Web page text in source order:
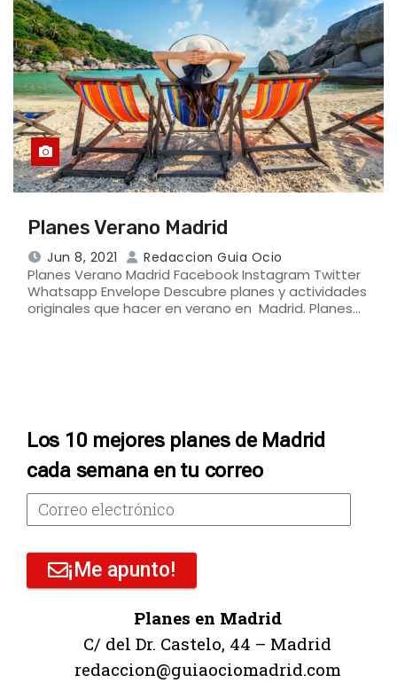
Planes Verano Madrid
Jun 8, 2021 Redaccion Guia Ocio
Planes Verano Madrid Facebook Instagram Twitter
Whatsapp Envelope Descubre planes y actividades
originales que hacer en verano en Madrid. Planes…
Los 10 mejores planes de Madrid
cada semana en tu correo
¡Me apunto!
Planes en Madrid
C/ del Dr. Castelo, 44 – Madrid
redaccion@guiaociomadrid.com